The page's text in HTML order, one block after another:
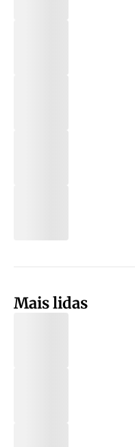
Mais lidas